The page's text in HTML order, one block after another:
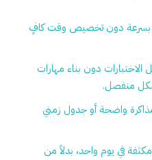
بسرعة دون تخصيص وقت كافٍ
الاختبارات دون بناء مهارات
منفصل.
واضحة أو جدول زمني
مكثفة في يوم واحد، بدلاً من